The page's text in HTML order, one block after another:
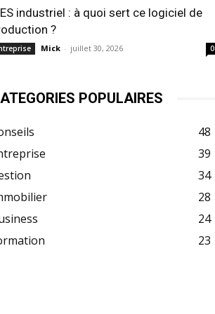
industriel : à quoi sert ce logiciel de
?
Mick - juillet 30, 2026 0
POPULAIRES
48
39
34
28
24
23